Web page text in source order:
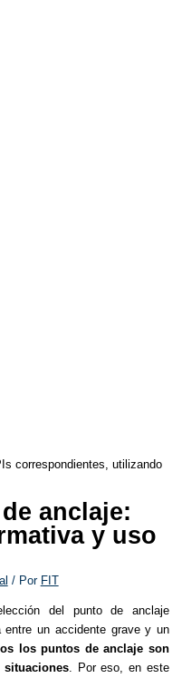
anclaje:
y uso
/ Por FIT
del punto de anclaje
entre un accidente grave y un
los puntos de anclaje son
. Por eso, en este